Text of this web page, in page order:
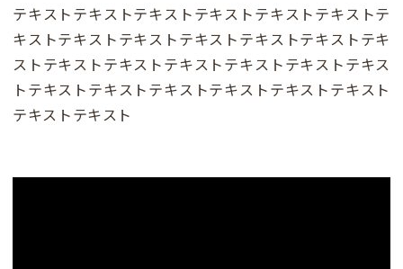
テキストテキストテキストテキストテキストテキストテ
キストテキストテキストテキストテキストテキストテキ
ストテキストテキストテキストテキストテキストテキス
トテキストテキストテキストテキストテキストテキスト
テキストテキスト